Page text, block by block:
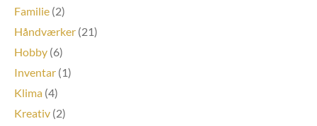
Familie (2)
Håndværker (21)
Hobby (6)
Inventar (1)
Klima (4)
Kreativ (2)